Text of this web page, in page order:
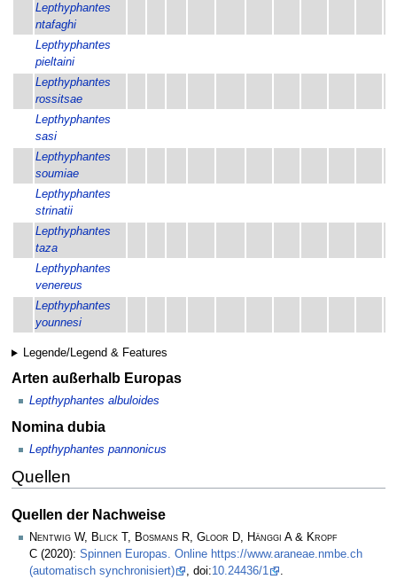
Lepthyphantes
ntafaghi
Lepthyphantes
pieltaini
Lepthyphantes
rossitsae
Lepthyphantes
sasi
Lepthyphantes
soumiae
Lepthyphantes
strinatii
Lepthyphantes
taza
Lepthyphantes
venereus
Lepthyphantes
younnesi
Legende/Legend & Features
Arten außerhalb Europas
Lepthyphantes albuloides
Nomina dubia
Lepthyphantes pannonicus
Quellen
Quellen der Nachweise
Nentwig W, Blick T, Bosmans R, Gloor D, Hänggi A & Kropf
C (2020): Spinnen Europas. Online https://www.araneae.nmbe.ch
(automatisch synchronisiert)
, doi:10.24436/1 .